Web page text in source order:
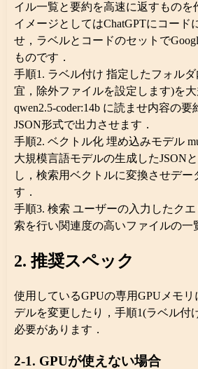
イル一覧と要約を高速に返すものを
イメージとしてはChatGPTにコード
せ，ラベルとコードのセットで
ものです．
手順1. ラベル付け 指定したフォル
宜，除外ファイルを設定します)を
qwen2.5-coder:14b に読ませ内容の
JSON形式で出力させます．
手順2. ベクトル化 埋め込みモデル
大規模言語モデルの生成したJSON
し，検索用ベクトルに変換させデー
す．
手順3. 検索 ユーザーの入力したク
索を行い関連度の高いファイルの一
2. 推奨スペック
使用しているGPUの専用GPUメモ
デルを変更したり，手順1(ラベル付
必要があります．
2-1. GPUが使えない場合